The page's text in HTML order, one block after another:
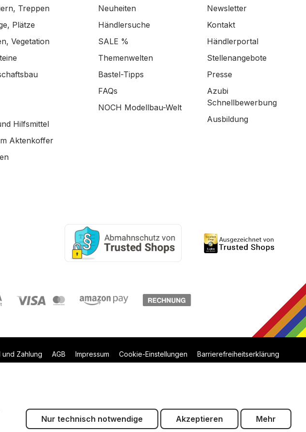
Treppen
Plätze
Vegetation
Hilfsmittel
Aktenkoffer
Neuheiten
Händlersuche
SALE %
Themenwelten
Bastel-Tipps
FAQs
NOCH Modellbau-Welt
Newsletter
Kontakt
Händlerportal
Stellenangebote
Presse
Azubi
Schnellbewerbung
Ausbildung
und Zahlung AGB Impressum Cookie-Einstellungen Barrierefreiheitserklärung
Nur technisch notwendige Akzeptieren Mehr